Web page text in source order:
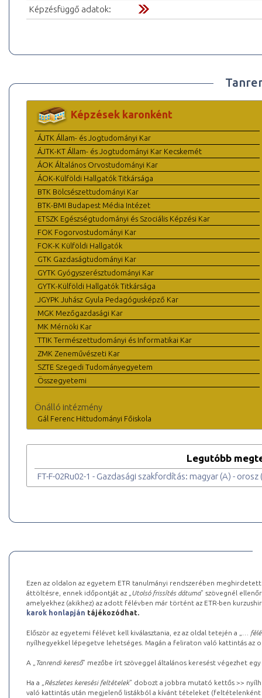
Képzésfüggő adatok:
Képzések karonként
ÁJTK Állam- és Jogtudományi Kar
ÁJTK-KT Állam- és Jogtudományi Kar Kecskemét
ÁOK Általános Orvostudományi Kar
ÁOK-Külföldi Hallgatók Titkársága
BTK Bölcsészettudományi Kar
BTK-BMI Budapest Média Intézet
ETSZK Egészségtudományi és Szociális Képzési Kar
FOK Fogorvostudományi Kar
FOK-K Külföldi Hallgatók
GTK Gazdaságtudományi Kar
GYTK Gyógyszerésztudományi Kar
GYTK-Külföldi Hallgatók Titkársága
JGYPK Juhász Gyula Pedagógusképző Kar
MGK Mezőgazdasági Kar
MK Mérnöki Kar
TTIK Természettudományi és Informatikai Kar
ZMK Zeneművészeti Kar
SZTE Szegedi Tudományegyetem
Összegyetemi
Önálló intézmény
Gál Ferenc Hittudományi Főiskola
Legutóbb
FT-F-02Ru02-1 - Gazdasági szakfordítás: magyar (A) - orosz
Ezen az oldalon az egyetem ETR tanulmányi rendszerében
áttöltésre, ennek időpontját az „ Utolsó frissítés dátuma” szövegnél
amelyekhez (akikhez) az adott félévben már történt az ETR-ben
karok honlapján tájékozódhat.
Először az egyetemi félévet kell kiválasztania, ez az oldal tetején a „
…
nyílhegyekkel lépegetve lehetséges. Magán a feliraton való kattintás az
A „ Tanrendi kereső” mezőbe írt szöveggel általános keresést végezhet
Ha a „ Részletes keresési feltételek” dobozt a jobbra mutató kettős >>
való kattintás után megjelenő listákból a kívánt tételeket (feltételenként